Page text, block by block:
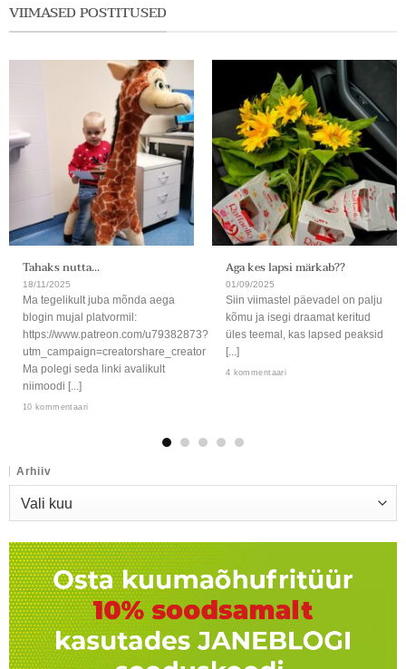
VIIMASED POSTITUSED
Tahaks nutta…
18/11/2025
Ma tegelikult juba mõnda aega
blogin mujal platvormil:
https://www.patreon.com/u79382873?
utm_campaign=creatorshare_creator
Ma polegi seda linki avalikult
niimoodi [...]
10 kommentaari
Aga kes lapsi märkab??
01/09/2025
Siin viimastel päevadel on palju
kõmu ja isegi draamat keritud
üles teemal, kas lapsed peaksid
[...]
4 kommentaari
Arhiiv
Arhiiv